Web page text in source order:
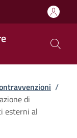
/
di
esterni al